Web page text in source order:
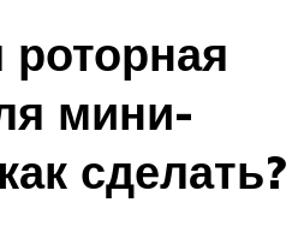
мини-
сделать?